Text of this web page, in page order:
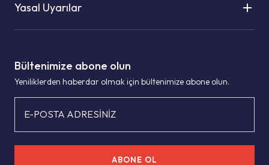
Bültenimize abone olun
Yeniliklerden haberdar olmak için bültenimize abone olun.
E-POSTA ADRESİNİZ
ABONE OL
Yasal Uyarılar